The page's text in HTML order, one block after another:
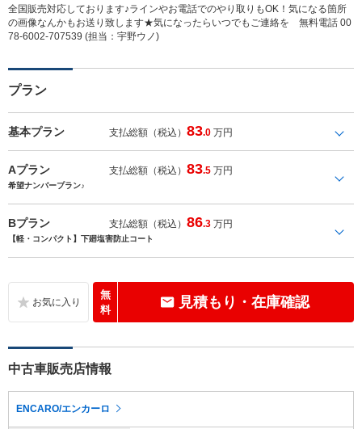
全国販売対応しております♪ラインやお電話でのやり取りもOK！気になる箇所
の画像なんかもお送り致します★気になったらいつでもご連絡を 無料電話 00
78-6002-707539 (担当：宇野ウノ)
プラン
基本プラン 支払総額（税込）83.0 万円
Aプラン 支払総額（税込）83.5 万円
希望ナンバープラン♪
Bプラン 支払総額（税込）86.3 万円
【軽・コンパクト】下廻塩害防止コート
無
料
見積もり・在庫確認
中古車販売店情報
ENCARO/エンカーロ